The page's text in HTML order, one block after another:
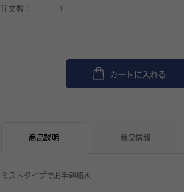
注文数：
カートに入れる
商品説明 商品情報
ミストタイプでお手軽補水